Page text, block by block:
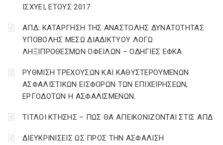
ΙΣΧΥΕΙ, ΕΤΟΥΣ 2017
ΑΠΔ: ΚΑΤΑΡΓΗΣΗ ΤΗΣ ΑΝΑΣΤΟΛΗΣ ΔΥΝΑΤΟΤΗΤΑΣ
ΥΠΟΒΟΛΗΣ ΜΕΣΩ ΔΙΑΔΙΚΤΥΟΥ ΛΟΓΩ
ΛΗΞΙΠΡΟΘΕΣΜΩΝ ΟΦΕΙΛΩΝ – ΟΔΗΓΙΕΣ ΕΦΚΑ
ΡΥΘΜΙΣΗ ΤΡΕΧΟΥΣΩΝ ΚΑΙ ΚΑΘΥΣΤΕΡΟΥΜΕΝΩΝ
ΑΣΦΑΛΙΣΤΙΚΩΝ ΕΙΣΦΟΡΩΝ ΤΩΝ ΕΠΙΧΕΙΡΗΣΕΩΝ,
ΕΡΓΟΔΟΤΩΝ Η ΑΣΦΑΛΙΣΜΕΝΩΝ.
ΤΙΤΛΟΙ ΚΤΗΣΗΣ – ΠΩΣ ΘΑ ΑΠΕΙΚΟΝΙΖΟΝΤΑΙ ΣΤΙΣ ΑΠΔ
ΔΙΕΥΚΡΙΝΙΣΕΙΣ ΩΣ ΠΡΟΣ ΤΗΝ ΑΣΦΑΛΙΣΗ